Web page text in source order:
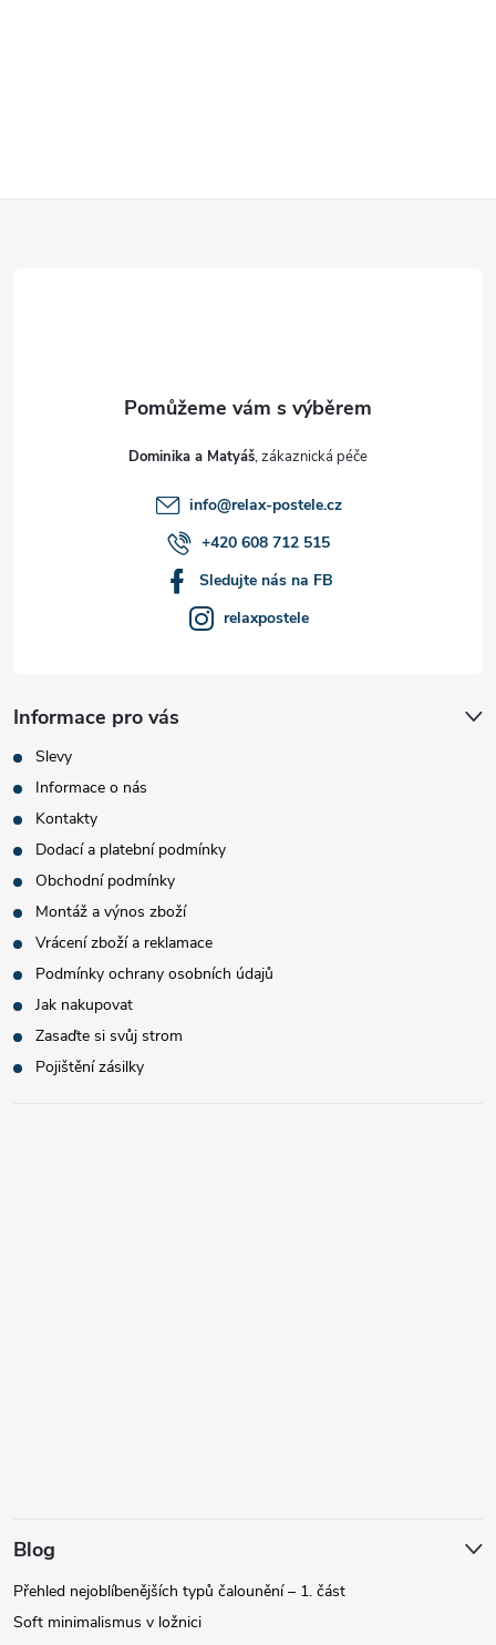
Dominika a Matyáš
info@relax-postele.cz
+420 608 712 515
Sledujte nás na FB
relaxpostele
Informace pro vás
Slevy
Informace o nás
Kontakty
Dodací a platební podmínky
Obchodní podmínky
Montáž a výnos zboží
Vrácení zboží a reklamace
Podmínky ochrany osobních údajů
Jak nakupovat
Zasaďte si svůj strom
Pojištění zásilky
Blog
Přehled nejoblíbenějších typů čalounění – 1. část
Soft minimalismus v ložnici